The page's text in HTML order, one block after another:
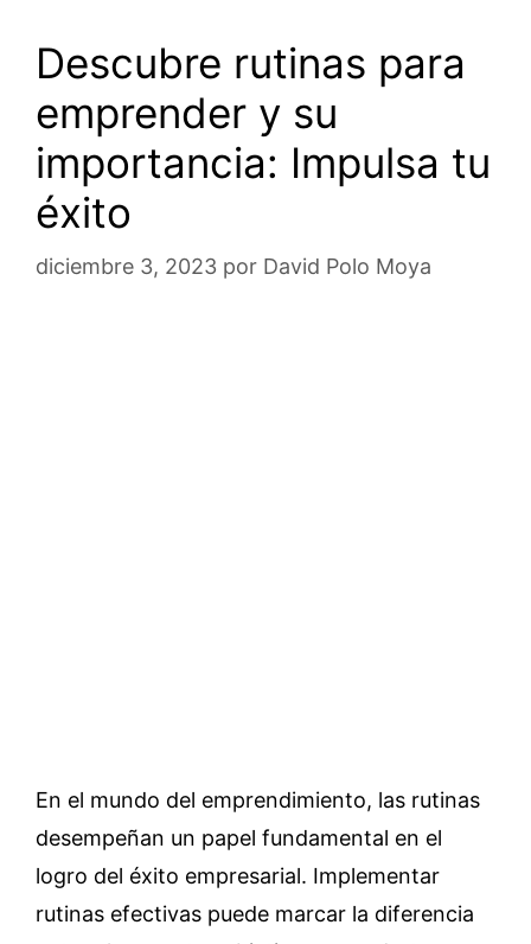
Descubre rutinas para
emprender y su
importancia: Impulsa tu
éxito
diciembre 3, 2023 por David Polo Moya
En el mundo del emprendimiento, las rutinas
desempeñan un papel fundamental en el
logro del éxito empresarial. Implementar
rutinas efectivas puede marcar la diferencia